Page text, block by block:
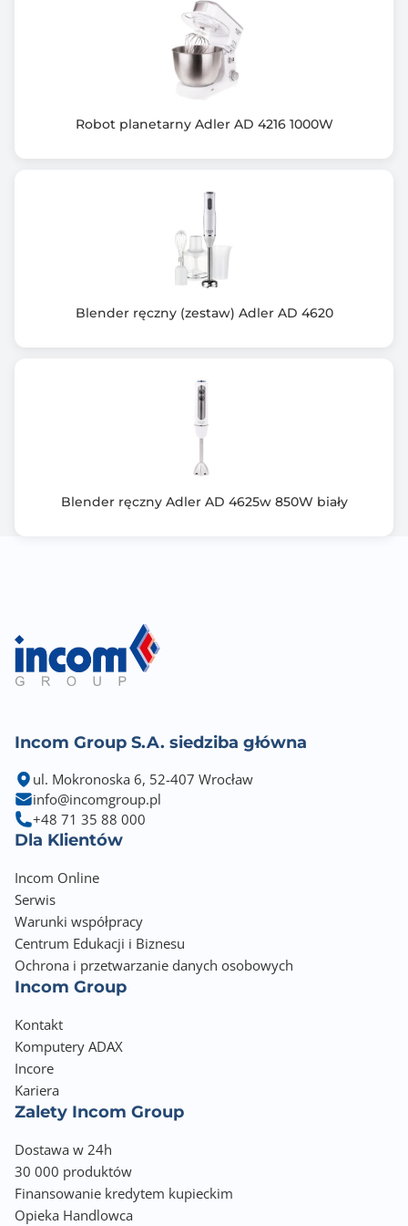
Robot planetarny Adler AD 4216 1000W
Blender ręczny (zestaw) Adler AD 4620
Blender ręczny Adler AD 4625w 850W biały
Incom Group S.A. siedziba główna
ul. Mokronoska 6, 52-407 Wrocław
info@incomgroup.pl
+48 71 35 88 000
Dla Klientów
Incom Online
Serwis
Warunki współpracy
Centrum Edukacji i Biznesu
Ochrona i przetwarzanie danych osobowych
Incom Group
Kontakt
Komputery ADAX
Incore
Kariera
Zalety Incom Group
Dostawa w 24h
30 000 produktów
Finansowanie kredytem kupieckim
Opieka Handlowca